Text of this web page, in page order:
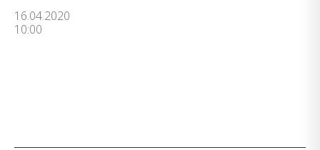
16.04.2020
10:00